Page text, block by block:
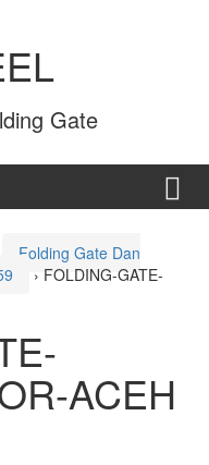
Gate
Folding Gate Dan
› FOLDING-GATE-
ACEH